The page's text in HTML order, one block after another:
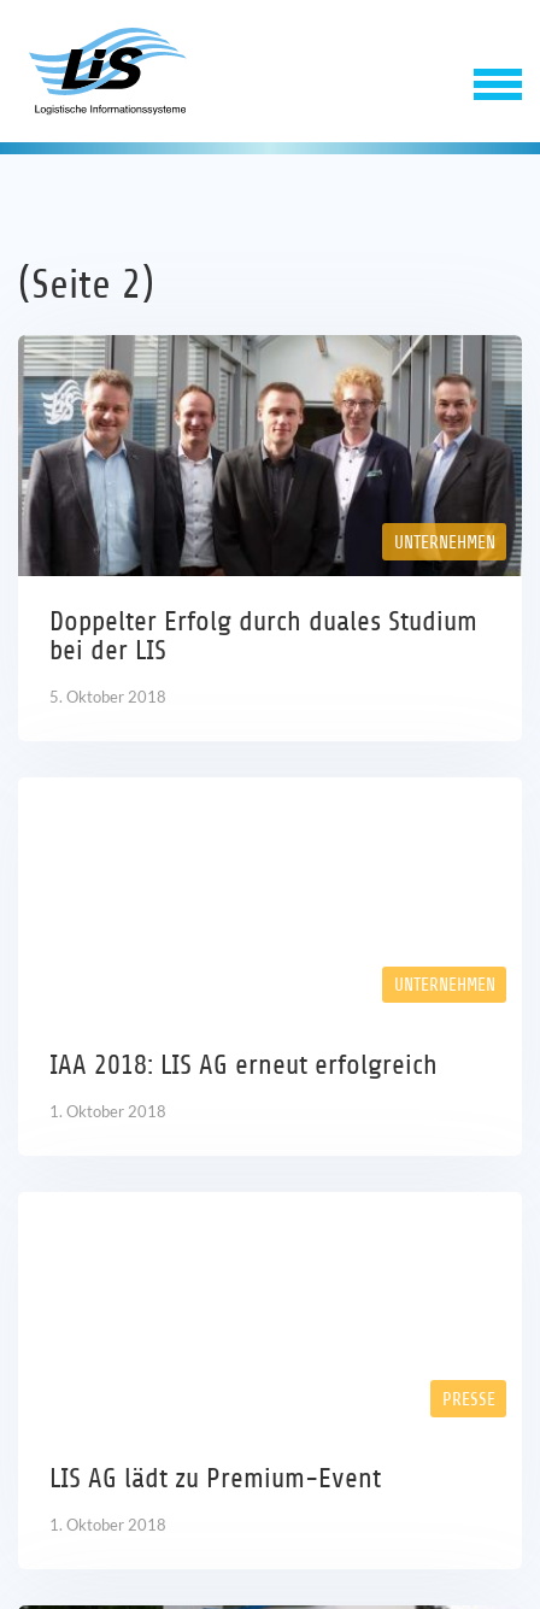
Software
Service
Unternehmen
Referenzen
(Seite 2)
UNTERNEHMEN
Doppelter Erfolg durch duales Studium
bei der LIS
5. Oktober 2018
UNTERNEHMEN
IAA 2018: LIS AG erneut erfolgreich
1. Oktober 2018
PRESSE
LIS AG lädt zu Premium-Event
1. Oktober 2018